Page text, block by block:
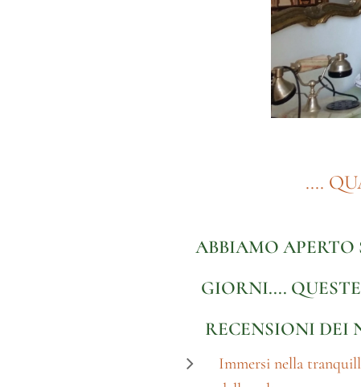
....
ABBIAMO
GIORNI....
RECENSIONI DEI
Immersi nella